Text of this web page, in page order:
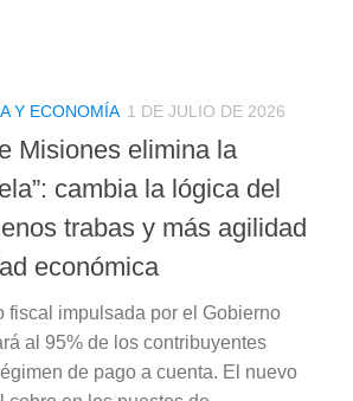
Y ECONOMÍA 1 DE JULIO DE 2026
Misiones elimina la
cambia la lógica del
trabas y más agilidad
económica
fiscal impulsada por el Gobierno
al 95% de los contribuyentes
de pago a cuenta. El nuevo